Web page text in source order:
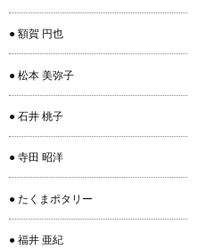
● 額賀 円也
● 松本 美弥子
● 石井 桃子
● 寺田 昭洋
● たくまポタリー
● 福井 亜紀